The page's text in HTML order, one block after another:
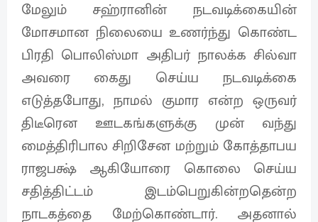
மேலும் சஹ்ரானின் நடவடிக்கையின்
மோசமான நிலையை உணர்ந்து கொண்ட
பிரதி பொலிஸ்மா அதிபர் நாலக்க சில்வா
அவரை கைது செய்ய நடவடிக்கை
எடுத்தபோது, நாமல் குமார என்ற ஒருவர்
திடீரென ஊடகங்களுக்கு முன் வந்து
மைத்திரிபால சிறிசேன மற்றும் கோத்தாபய
ராஜபக்ஷ் ஆகியோரை கொலை செய்ய
சதித்திட்டம் இடம்பெறுகின்றதென்ற
நாடகத்தை மேற்கொண்டார். அதனால்